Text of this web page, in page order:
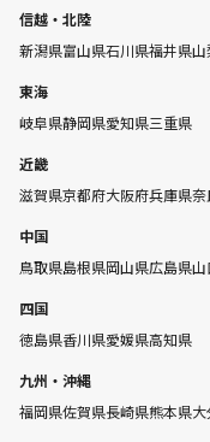
信越・北陸
新潟県富山県石川県福井県山
東海
岐阜県静岡県愛知県三重県
近畿
滋賀県京都府大阪府兵庫県奈
中国
鳥取県島根県岡山県広島県山
四国
徳島県香川県愛媛県高知県
九州・沖縄
福岡県佐賀県長崎県熊本県